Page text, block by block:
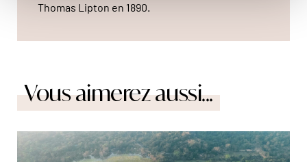
Thomas Lipton en 1890.
Vous aimerez aussi...
© Sander Traa/Unsplash